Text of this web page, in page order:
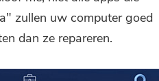
zullen uw computer goed
dan ze repareren.